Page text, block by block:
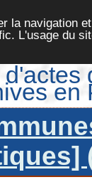
la navigation
L'usage du
en